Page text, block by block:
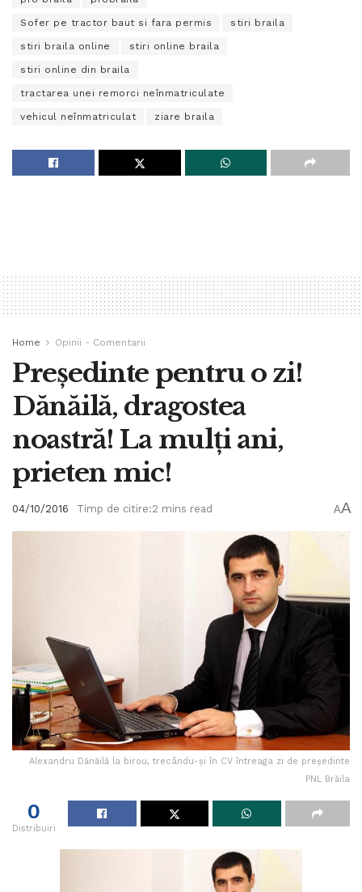
Sofer pe tractor baut si fara permis stiri braila
stiri braila online stiri online braila
stiri online din braila
tractarea unei remorci neînmatriculate
vehicul neînmatriculat ziare braila
Home Opinii - Comentarii
Preşedinte pentru o zi!
Dănăilă, dragostea
noastră! La mulţi ani,
prieten mic!
04/10/2016 Timp de citire:2 mins read AA
Alexandru Dănăilă la birou, trecându-şi în CV întreaga zi de preşedinte
PNL Brăila
0
Distribuiri